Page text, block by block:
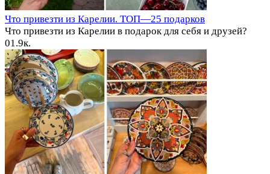
Что привезти из Карелии. ТОП—25 подарков
Что привезти из Карелии в подарок для себя и друзей?
01.9к.